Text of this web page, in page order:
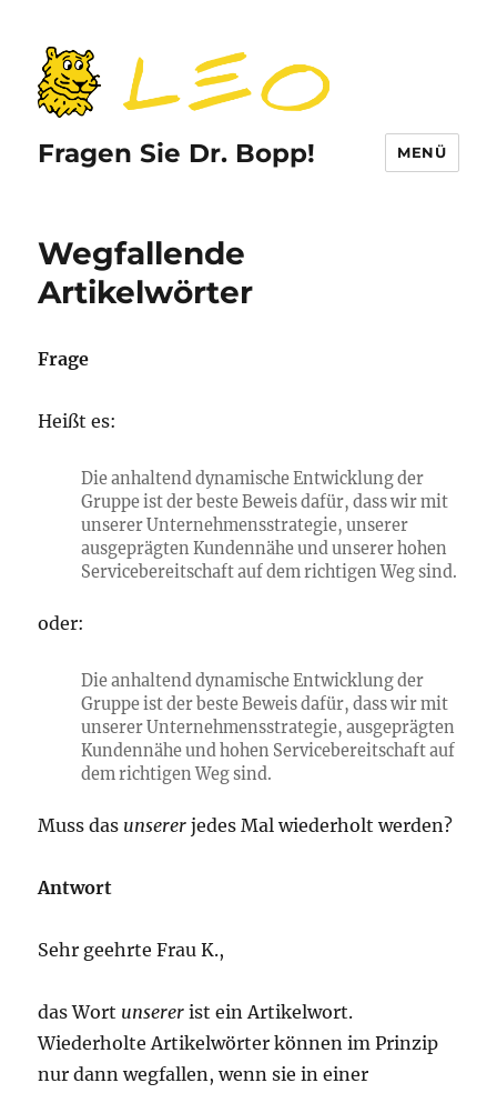
Fragen Sie Dr. Bopp! MENÜ
Wegfallende
Artikelwörter
Frage
Heißt es:
Die anhaltend dynamische Entwicklung der
Gruppe ist der beste Beweis dafür, dass wir mit
unserer Unternehmensstrategie, unserer
ausgeprägten Kundennähe und unserer hohen
Servicebereitschaft auf dem richtigen Weg sind.
oder:
Die anhaltend dynamische Entwicklung der
Gruppe ist der beste Beweis dafür, dass wir mit
unserer Unternehmensstrategie, ausgeprägten
Kundennähe und hohen Servicebereitschaft auf
dem richtigen Weg sind.
Muss das unserer jedes Mal wiederholt werden?
Antwort
Sehr geehrte Frau K.,
das Wort unserer ist ein Artikelwort.
Wiederholte Artikelwörter können im Prinzip
nur dann wegfallen, wenn sie in einer